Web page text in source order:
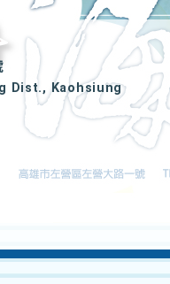
Dist., Kaohsiung